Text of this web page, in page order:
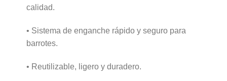
calidad.
• Sistema de enganche rápido y seguro para
barrotes.
• Reutilizable, ligero y duradero.